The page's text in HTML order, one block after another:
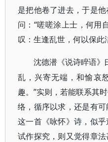
是把他卷了进去，于是
问：“嗟嗟涂上士，何用
叹：生逢乱世，何以保此
沈德潜《说诗睟语》
乱，兴寄无端，和愉哀
趣。”实则，若能联系其
络，循序以求，还是有
这一首《咏怀》诗，似
试作探究，则又觉得章